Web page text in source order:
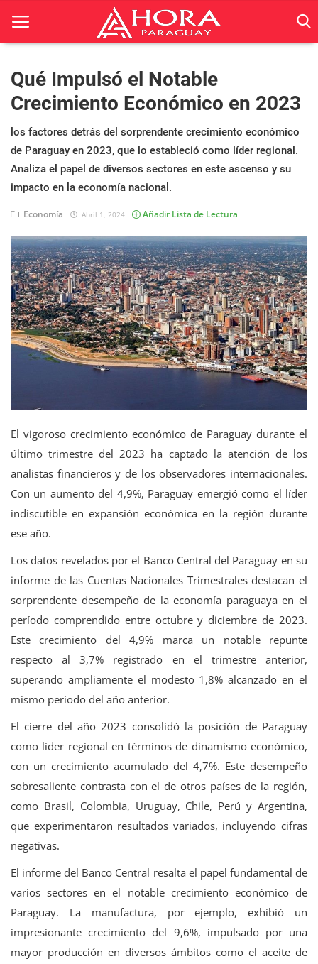
Inicio
ACTUALIDAD
BELLEZA
Ciencia
Economía
Espetáculos
Negocios
Tecnología
Qué Impulsó el Notable
Crecimiento Económico en 2023
los factores detrás del sorprendente crecimiento económico
de Paraguay en 2023, que lo estableció como líder regional.
Analiza el papel de diversos sectores en este ascenso y su
impacto en la economía nacional.
Economía Abril 1, 2024 Añadir Lista de Lectura
El vigoroso crecimiento económico de Paraguay durante el
último trimestre del 2023 ha captado la atención de los
analistas financieros y de los observadores internacionales.
Con un aumento del 4,9%, Paraguay emergió como el líder
indiscutible en expansión económica en la región durante
ese año.
Los datos revelados por el Banco Central del Paraguay en su
informe de las Cuentas Nacionales Trimestrales destacan el
sorprendente desempeño de la economía paraguaya en el
período comprendido entre octubre y diciembre de 2023.
Este crecimiento del 4,9% marca un notable repunte
respecto al 3,7% registrado en el trimestre anterior,
superando ampliamente el modesto 1,8% alcanzado en el
mismo período del año anterior.
El cierre del año 2023 consolidó la posición de Paraguay
como líder regional en términos de dinamismo económico,
con un crecimiento acumulado del 4,7%. Este desempeño
sobresaliente contrasta con el de otros países de la región,
como Brasil, Colombia, Uruguay, Chile, Perú y Argentina,
que experimentaron resultados variados, incluyendo cifras
negativas.
El informe del Banco Central resalta el papel fundamental de
varios sectores en el notable crecimiento económico de
Paraguay. La manufactura, por ejemplo, exhibió un
impresionante crecimiento del 9,6%, impulsado por una
mayor producción en diversos ámbitos como el aceite de